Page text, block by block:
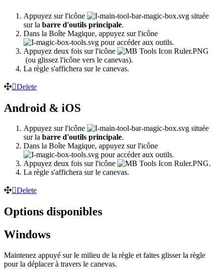
Appuyez sur l'icône
située
sur la barre d'outils principale.
Dans la Boîte Magique, appuyez sur l'icône
pour accéder aux outils.
Appuyez deux fois sur l'icône
(ou glissez l'icône vers le canevas).
La règle s'affichera sur le canevas.
Delete
Android & iOS
Appuyez sur l'icône
située
sur la barre d'outils principale.
Dans la Boîte Magique, appuyez sur l'icône
pour accéder aux outils.
Appuyez deux fois sur l'icône
.
La règle s'affichera sur le canevas.
Delete
Options disponibles
Windows
Maintenez appuyé sur le milieu de la règle et faites glisser la règle
pour la déplacer à travers le canevas.